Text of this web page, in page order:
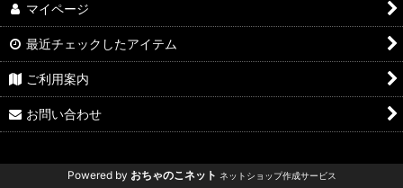
マイページ
最近チェックしたアイテム
ご利用案内
お問い合わせ
Powered by おちゃのこネット ネットショップ作成サービス